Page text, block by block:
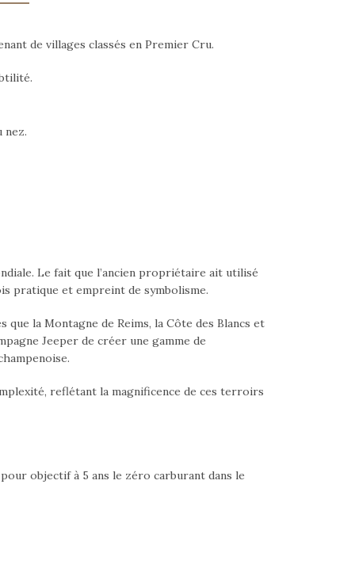
de villages classés en Premier Cru.
nez.
Le fait que l’ancien propriétaire ait utilisé
pratique et empreint de symbolisme.
la Montagne de Reims, la Côte des Blancs et
Jeeper de créer une gamme de
reflétant la magnificence de ces terroirs
objectif à 5 ans le zéro carburant dans le